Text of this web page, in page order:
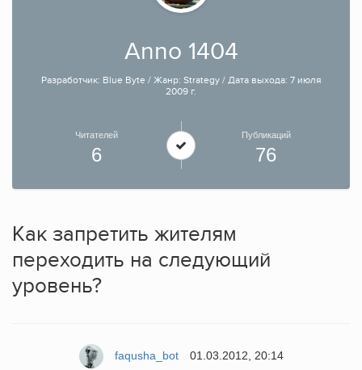
Anno 1404
Разработчик: Blue Byte / Жанр: Strategy / Дата выхода: 7 июля
2009 г.
Читателей
6
Публикаций
76
Как запретить жителям
переходить на следующий
уровень?
faqusha_bot 01.03.2012, 20:14